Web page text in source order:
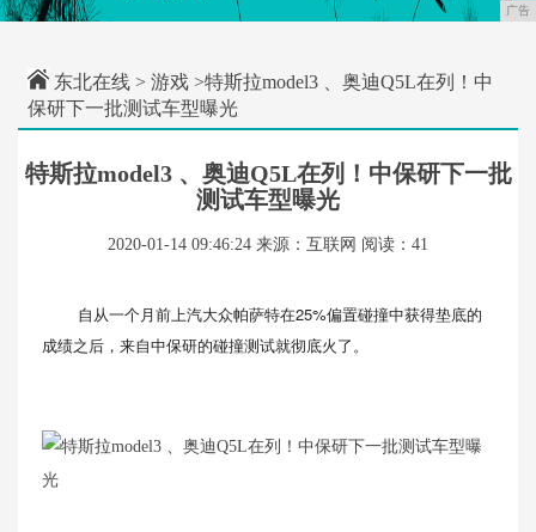
广告
东北在线 > 游戏 >特斯拉model3 、奥迪Q5L在列！中
保研下一批测试车型曝光
特斯拉model3 、奥迪Q5L在列！中保研下一批
测试车型曝光
2020-01-14 09:46:24 来源：互联网 阅读：41
自从一个月前上汽大众帕萨特在25%偏置碰撞中获得垫底的
成绩之后，来自中保研的碰撞测试就彻底火了。